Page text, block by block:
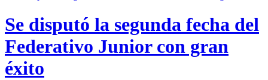
Se disputó la segunda fecha del
Federativo Junior con gran
éxito